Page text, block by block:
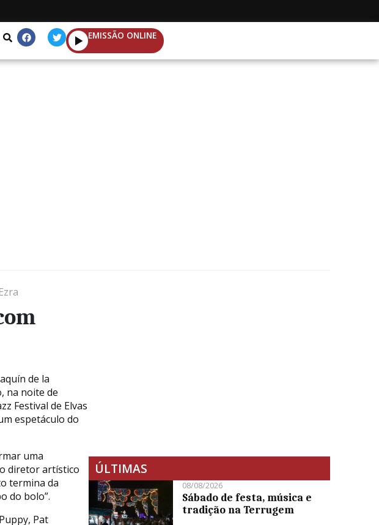
EMISSÃO ONLINE
de la
na noite de
Festival de Elvas
espetáculo do
uma
diretor artístico
termina da
do bolo”.
Pat
ÚLTIMAS
08/08/2026
Sábado de festa, música e
tradição na Terrugem